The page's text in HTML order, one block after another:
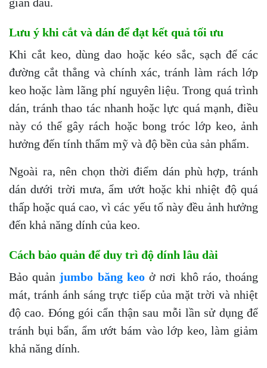
Lưu ý khi cắt và dán để đạt kết quả tối ưu
Khi cắt keo, dùng dao hoặc kéo sắc, sạch để các
đường cắt thẳng và chính xác, tránh làm rách lớp
keo hoặc làm lãng phí nguyên liệu. Trong quá trình
dán, tránh thao tác nhanh hoặc lực quá mạnh, điều
này có thể gây rách hoặc bong tróc lớp keo, ảnh
hưởng đến tính thẩm mỹ và độ bền của sản phẩm.
Ngoài ra, nên chọn thời điểm dán phù hợp, tránh
dán dưới trời mưa, ẩm ướt hoặc khi nhiệt độ quá
thấp hoặc quá cao, vì các yếu tố này đều ảnh hưởng
đến khả năng dính của keo.
Cách bảo quản để duy trì độ dính lâu dài
Bảo quản jumbo băng keoở nơi khô ráo, thoáng
mát, tránh ánh sáng trực tiếp của mặt trời và nhiệt
độ cao. Đóng gói cẩn thận sau mỗi lần sử dụng để
tránh bụi bẩn, ẩm ướt bám vào lớp keo, làm giảm
khả năng dính.